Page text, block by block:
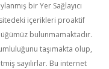
bir Yer Sağlayıcı
içerikleri proaktif
bulunmamaktadır.
taşımakta olup,
sayılırlar. Bu internet